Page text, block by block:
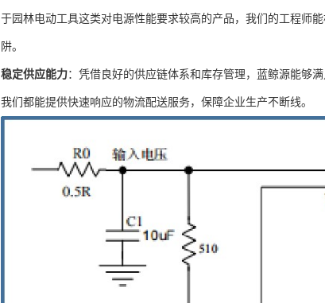
于园林电动工具这类对电源性能要求较高的产品，我们的工程师
阱。
稳定供应能力：凭借良好的供应链体系和库存管理，蓝鲸源能够
我们都能提供快速响应的物流配送服务，保障企业生产不断线。